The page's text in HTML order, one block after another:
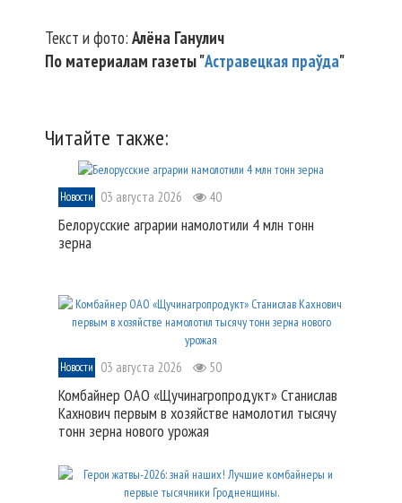
Текст и фото: Алёна Ганулич
По материалам газеты "Астравецкая праўда"
Читайте также:
Новости 03 августа 2026 40
Белорусские аграрии намолотили 4 млн тонн
зерна
Новости 03 августа 2026 50
Комбайнер ОАО «Щучинагропродукт» Станислав
Кахнович первым в хозяйстве намолотил тысячу
тонн зерна нового урожая